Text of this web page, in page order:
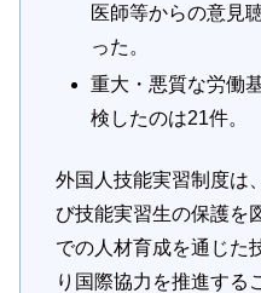
医師等からの意見
った。
重大・悪質な労働
検したのは21件。
外国人技能実習制度は
び技能実習生の保護を
での人材育成を通じた
り国際協力を推進する